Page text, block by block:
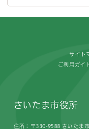
サイト
ご利用ガイ
さいたま市役所
住所：〒330-9588 さいたま